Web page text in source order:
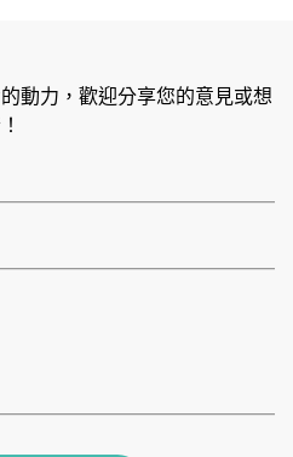
動力，歡迎分享您的意見或想